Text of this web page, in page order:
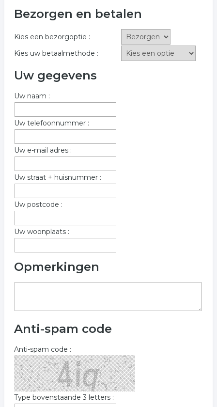
Bezorgen en betalen
Kies een bezorgoptie :
Kies uw betaalmethode :
Uw gegevens
Uw naam :
Uw telefoonnummer :
Uw e-mail adres :
Uw straat + huisnummer :
Uw postcode :
Uw woonplaats :
Opmerkingen
Anti-spam code
Anti-spam code :
Type bovenstaande 3 letters :